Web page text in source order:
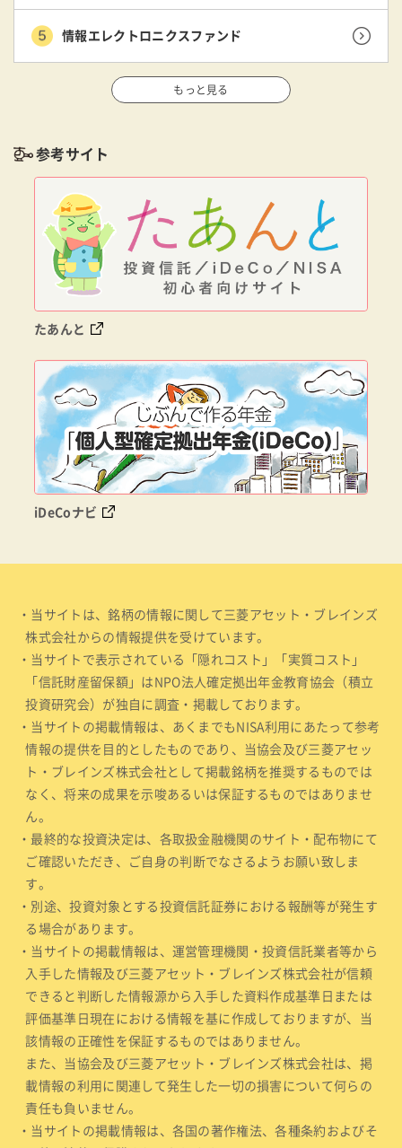
情報エレクトロニクスファンド
もっと見る
参考サイト
たあんと
iDeCoナビ
・当サイトは、銘柄の情報に関して三菱アセット・ブレインズ
株式会社からの情報提供を受けています。
・当サイトで表示されている「隠れコスト」「実質コスト」
「信託財産留保額」はNPO法人確定拠出年金教育協会（積立
投資研究会）が独自に調査・掲載しております。
・当サイトの掲載情報は、あくまでもNISA利用にあたって参考
情報の提供を目的としたものであり、当協会及び三菱アセッ
ト・ブレインズ株式会社として掲載銘柄を推奨するものでは
なく、将来の成果を示唆あるいは保証するものではありませ
ん。
・最終的な投資決定は、各取扱金融機関のサイト・配布物にて
ご確認いただき、ご自身の判断でなさるようお願い致しま
す。
・別途、投資対象とする投資信託証券における報酬等が発生す
る場合があります。
・当サイトの掲載情報は、運営管理機関・投資信託業者等から
入手した情報及び三菱アセット・ブレインズ株式会社が信頼
できると判断した情報源から入手した資料作成基準日または
評価基準日現在における情報を基に作成しておりますが、当
該情報の正確性を保証するものではありません。
また、当協会及び三菱アセット・ブレインズ株式会社は、掲
載情報の利用に関連して発生した一切の損害について何らの
責任も負いません。
・当サイトの掲載情報は、各国の著作権法、各種条約およびそ